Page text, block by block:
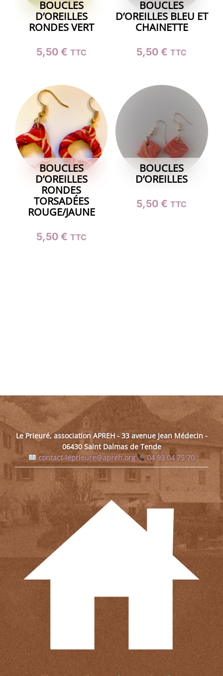
BOUCLES
D’OREILLES
RONDES VERT
5,50 € TTC
BOUCLES
D’OREILLES BLEU ET
CHAINETTE
5,50€ TTC
BOUCLES
D’OREILLES
RONDES
TORSADÉES
ROUGE/JAUNE
5,50 € TTC
BOUCLES
D’OREILLES
5,50€ TTC
Le Prieuré, association APREH - 33 avenue Jean Médecin -
06430 Saint Dalmas de Tende
contact-leprieure@apreh.org
04 93 04 75 70